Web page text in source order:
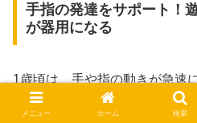
手指の発達をサポート！
が器用になる
1歳頃は、手や指の動きが急速
す。「ボールがジャンプ！森
メニュー ホーム 検索